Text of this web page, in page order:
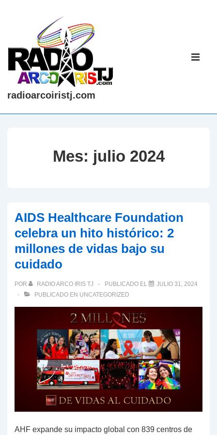
contenido
principal
radioarcoiristj.com
Mes: julio 2024
AIDS Healthcare Foundation
celebra un hito histórico: 2
millones de vidas bajo su
cuidado
POR RADIO ARCO IRIS TJ PUBLICADO EL
JULIO 31, 2024
PUBLICADO EN UNCATEGORIZED
AHF expande su impacto global con 839 centros de